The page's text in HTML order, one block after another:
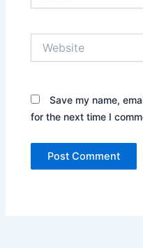
Save my name,
for the next time I